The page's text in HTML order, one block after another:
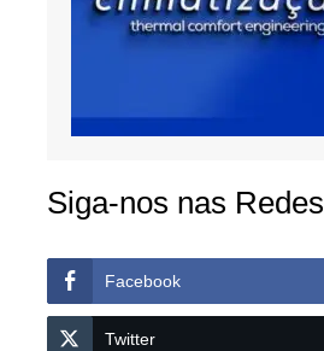
Siga-nos nas Redes
Facebook
Twitter